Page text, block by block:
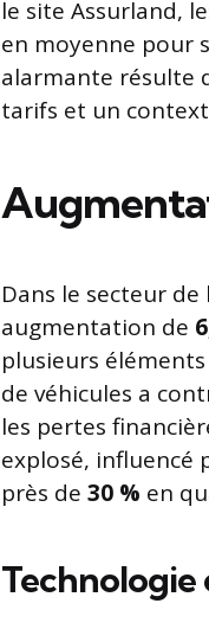
le site Assurland,
en moyenne pour
alarmante résulte
tarifs et un
Dans le secteur
augmentation de
plusieurs
de véhicules a
les pertes
explosé, influencé
près de 30 % en
Technologie